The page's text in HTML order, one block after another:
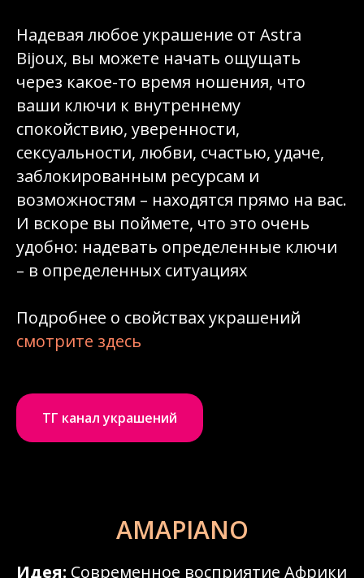
Надевая любое украшение от Astra
Bijoux, вы можете начать ощущать
через какое-то время ношения, что
ваши ключи к внутреннему
спокойствию, уверенности,
сексуальности, любви, счастью, удаче,
заблокированным ресурсам и
возможностям – находятся прямо на вас.
И вскоре вы поймете, что это очень
удобно: надевать определенные ключи
– в определенных ситуациях
Подробнее о свойствах украшений
смотрите здесь
ТГ канал украшений
AMAPIANO
Идея: Современное восприятие Африки